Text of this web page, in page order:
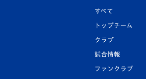
すべて
トップチーム
クラブ
試合情報
ファンクラブ